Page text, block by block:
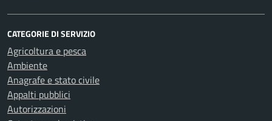
CATEGORIE DI SERVIZIO
Agricoltura e pesca
Ambiente
Anagrafe e stato civile
Appalti pubblici
Autorizzazioni